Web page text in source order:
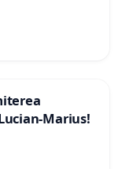
Marius!